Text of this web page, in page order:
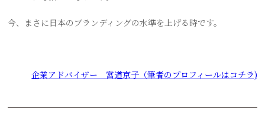
今、まさに日本のブランディングの水準を上げる時です。
企業アドバイザー 宮道京子（筆者のプロフィールはコチラ)